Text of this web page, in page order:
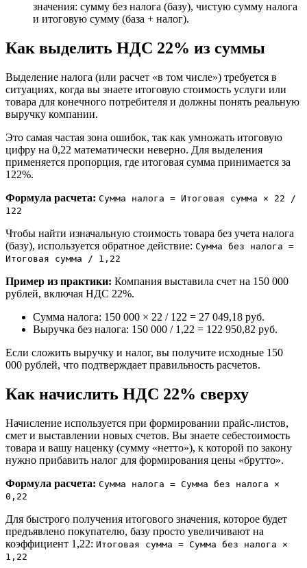
значения: сумму без налога (базу), чистую сумму налога
и итоговую сумму (база + налог).
Как выделить НДС 22% из суммы
Выделение налога (или расчет «в том числе») требуется в
ситуациях, когда вы знаете итоговую стоимость услуги или
товара для конечного потребителя и должны понять реальную
выручку компании.
Это самая частая зона ошибок, так как умножать итоговую
цифру на 0,22 математически неверно. Для выделения
применяется пропорция, где итоговая сумма принимается за
122%.
Формула расчета: Сумма налога = Итоговая сумма × 22 /
122
Чтобы найти изначальную стоимость товара без учета налога
(базу), используется обратное действие: Сумма без налога =
Итоговая сумма / 1,22
Пример из практики: Компания выставила счет на 150 000
рублей, включая НДС 22%.
Сумма налога: 150 000 × 22 / 122 = 27 049,18 руб.
Выручка без налога: 150 000 / 1,22 = 122 950,82 руб.
Если сложить выручку и налог, вы получите исходные 150
000 рублей, что подтверждает правильность расчетов.
Как начислить НДС 22% сверху
Начисление используется при формировании прайс-листов,
смет и выставлении новых счетов. Вы знаете себестоимость
товара и вашу наценку (сумму «нетто»), к которой по закону
нужно прибавить налог для формирования цены «брутто».
Формула расчета: Сумма налога = Сумма без налога ×
0,22
Для быстрого получения итогового значения, которое будет
предъявлено покупателю, базу просто увеличивают на
коэффициент 1,22: Итоговая сумма = Сумма без налога ×
1,22